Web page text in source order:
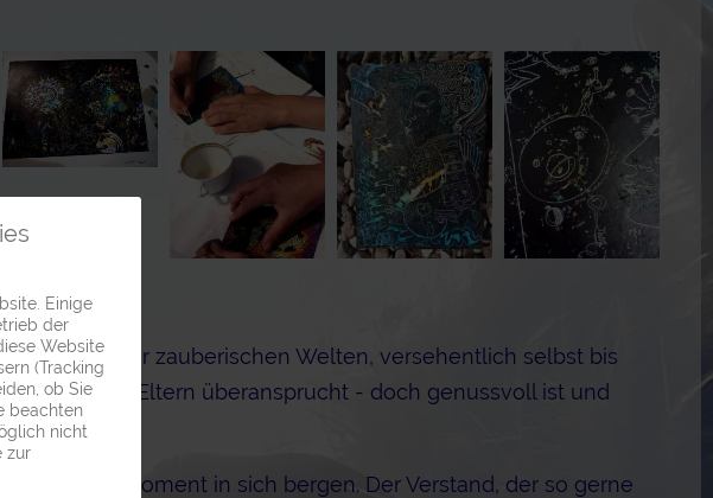
dieser zauberischen Welten, versehentlich selbst bis
unserer Eltern überansprucht - doch genussvoll ist und
in sich bergen. Der Verstand, der so gerne
Einige
der
Website
(Tracking
ob Sie
beachten
nicht
zur